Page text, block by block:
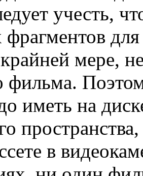
учесть,
мере,
фильма.
иметь на
в